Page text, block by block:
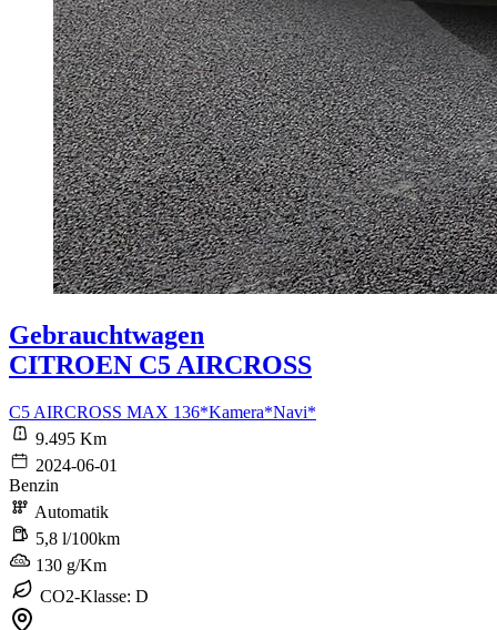
Gebrauchtwagen
CITROEN C5 AIRCROSS
C5 AIRCROSS MAX 136*Kamera*Navi*
9.495 Km
2024-06-01
Benzin
Automatik
5,8 l/100km
130 g/Km
CO2-Klasse: D